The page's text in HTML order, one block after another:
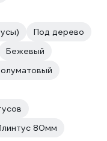
Под дерево
Бежевый
80мм